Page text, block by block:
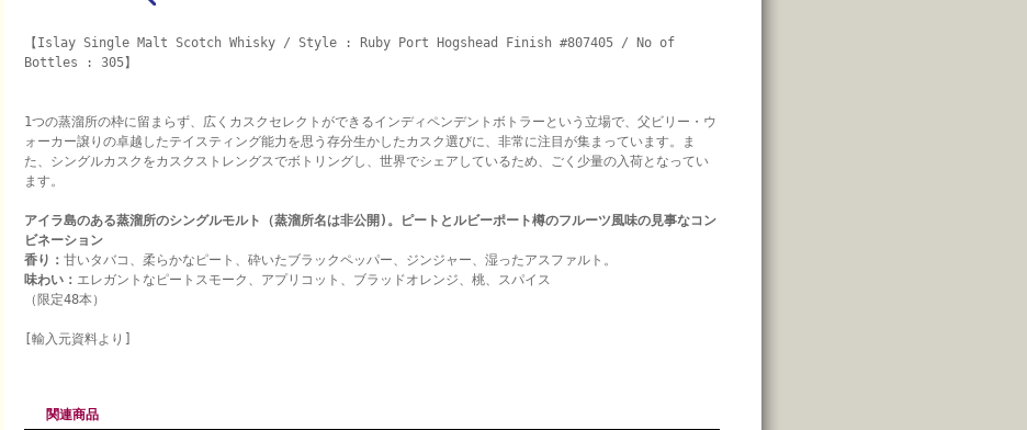
【Islay Single Malt Scotch Whisky / Style : Ruby Port Hogshead Finish #807405 / No of
Bottles : 305】
1つの蒸溜所の枠に留まらず、広くカスクセレクトができるインディペンデントボトラーという立場で、父ビリー・ウ
ォーカー譲りの卓越したテイスティング能力を思う存分生かしたカスク選びに、非常に注目が集まっています。ま
た、シングルカスクをカスクストレングスでボトリングし、世界でシェアしているため、ごく少量の入荷となってい
ます。
アイラ島のある蒸溜所のシングルモルト（蒸溜所名は非公開)。ピートとルビーポート樽のフルーツ風味の見事なコン
ビネーション
香り： 甘いタバコ、柔らかなピート、砕いたブラックペッパー、ジンジャー、湿ったアスファルト。
味わい： エレガントなピートスモーク、アプリコット、ブラッドオレンジ、桃、スパイス
（限定48本）
[輸入元資料より]
関連商品